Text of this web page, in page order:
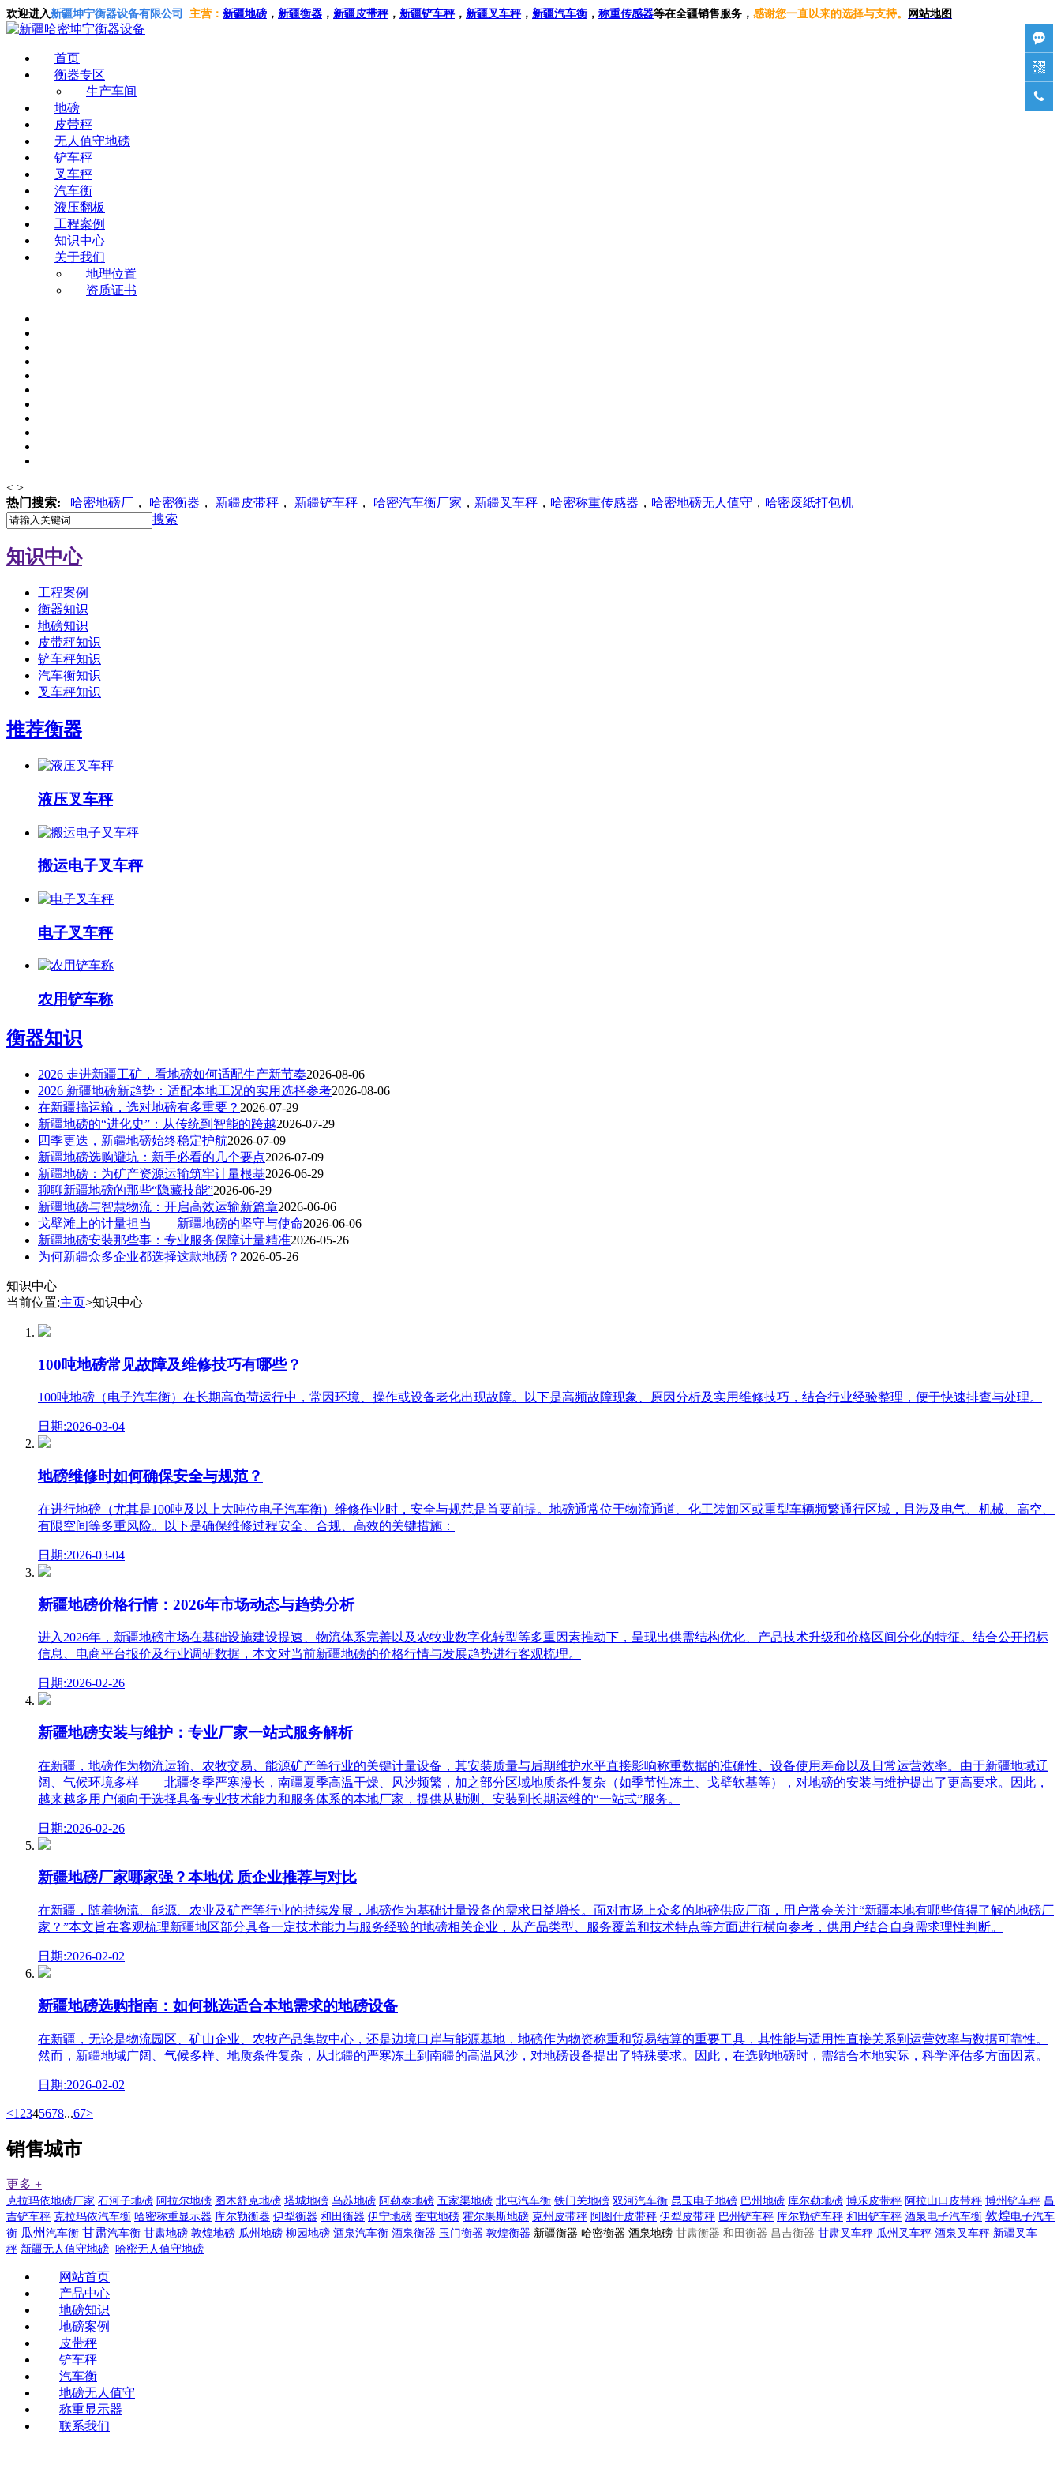
欢迎进入新疆坤宁衡器设备有限公司 主营： 新疆地磅 ， 新疆衡器 ， 新疆皮带秤， 新疆铲车秤， 新疆叉车秤， 新疆汽车衡 ， 称重传感器等在全疆销售服务， 感谢您一直以来的选择与支持。 网站地图
首页
衡器专区
生产车间
地磅
皮带秤
无人值守地磅
铲车秤
叉车秤
汽车衡
液压翻板
工程案例
知识中心
关于我们
地理位置
资质证书
< >
热门搜索:
哈密地磅厂 ， 哈密衡器 ， 新疆皮带秤 ， 新疆铲车秤 ， 哈密汽车衡厂家 ， 新疆叉车秤 ， 哈密称重传感器 ， 哈密地磅无人值守 ， 哈密废纸打包机
搜索
知识中心
工程案例
衡器知识
地磅知识
皮带秤知识
铲车秤知识
汽车衡知识
叉车秤知识
推荐衡器
液压叉车秤
搬运电子叉车秤
电子叉车秤
农用铲车称
衡器知识
2026 走进新疆工矿，看地磅如何适配生产新节奏2026-08-06
2026 新疆地磅新趋势：适配本地工况的实用选择参考2026-08-06
在新疆搞运输，选对地磅有多重要？ 2026-07-29
新疆地磅的“进化史”：从传统到智能的跨越2026-07-29
四季更迭，新疆地磅始终稳定护航2026-07-09
新疆地磅选购避坑：新手必看的几个要点2026-07-09
新疆地磅：为矿产资源运输筑牢计量根基2026-06-29
聊聊新疆地磅的那些“隐藏技能”2026-06-29
新疆地磅与智慧物流：开启高效运输新篇章2026-06-06
戈壁滩上的计量担当——新疆地磅的坚守与使命2026-06-06
新疆地磅安装那些事：专业服务保障计量精准2026-05-26
为何新疆众多企业都选择这款地磅？ 2026-05-26
知识中心
当前位置:主页>知识中心
100吨地磅常见故障及维修技巧有哪些？
100吨地磅（电子汽车衡）在长期高负荷运行中，常因环境、操作或设备老化出现故障。以下是高频故障现象、原因分析及实用维修技巧，结合行业经验整理，便于快速排查与处理。
日期:2026-03-04
地磅维修时如何确保安全与规范？
在进行地磅（尤其是100吨及以上大吨位电子汽车衡）维修作业时，安全与规范是首要前提。地磅通常位于物流通道、化工装卸区或重型车辆频繁通行区域，且涉及电气、机械、高空、
有限空间等多重风险。以下是确保维修过程安全、合规、高效的关键措施：
日期:2026-03-04
新疆地磅价格行情：2026年市场动态与趋势分析
进入2026年，新疆地磅市场在基础设施建设提速、物流体系完善以及农牧业数字化转型等多重因素推动下，呈现出供需结构优化、产品技术升级和价格区间分化的特征。结合公开招标
信息、电商平台报价及行业调研数据，本文对当前新疆地磅的价格行情与发展趋势进行客观梳理。
日期:2026-02-26
新疆地磅安装与维护：专业厂家一站式服务解析
在新疆，地磅作为物流运输、农牧交易、能源矿产等行业的关键计量设备，其安装质量与后期维护水平直接影响称重数据的准确性、设备使用寿命以及日常运营效率。由于新疆地域辽
阔、气候环境多样——北疆冬季严寒漫长，南疆夏季高温干燥、风沙频繁，加之部分区域地质条件复杂（如季节性冻土、戈壁软基等），对地磅的安装与维护提出了更高要求。因此，
越来越多用户倾向于选择具备专业技术能力和服务体系的本地厂家，提供从勘测、安装到长期运维的“一站式”服务。
日期:2026-02-26
新疆地磅厂家哪家强？本地优 质企业推荐与对比
在新疆，随着物流、能源、农业及矿产等行业的持续发展，地磅作为基础计量设备的需求日益增长。面对市场上众多的地磅供应厂商，用户常会关注“新疆本地有哪些值得了解的地磅厂
家？”本文旨在客观梳理新疆地区部分具备一定技术能力与服务经验的地磅相关企业，从产品类型、服务覆盖和技术特点等方面进行横向参考，供用户结合自身需求理性判断。
日期:2026-02-02
新疆地磅选购指南：如何挑选适合本地需求的地磅设备
在新疆，无论是物流园区、矿山企业、农牧产品集散中心，还是边境口岸与能源基地，地磅作为物资称重和贸易结算的重要工具，其性能与适用性直接关系到运营效率与数据可靠性。
然而，新疆地域广阔、气候多样、地质条件复杂，从北疆的严寒冻土到南疆的高温风沙，对地磅设备提出了特殊要求。因此，在选购地磅时，需结合本地实际，科学评估多方面因素。
日期:2026-02-02
<1 2345678...67>
销售城市
更多 +
克拉玛依地磅厂家 石河子地磅 阿拉尔地磅 图木舒克地磅 塔城地磅 乌苏地磅 阿勒泰地磅 五家渠地磅 北屯汽车衡 铁门关地磅 双河汽车衡 昆玉电子地磅 巴州地磅 库尔勒地磅 博乐皮带秤 阿拉山口皮带秤 博州铲车秤 昌
吉铲车秤 克拉玛依汽车衡 哈密称重显示器 库尔勒衡器 伊犁衡器 和田衡器 伊宁地磅 奎屯地磅 霍尔果斯地磅 克州皮带秤 阿图什皮带秤 伊犁皮带秤 巴州铲车秤 库尔勒铲车秤 和田铲车秤 酒泉电子汽车衡 敦煌电子汽车
衡 瓜州 汽车衡 甘肃汽车衡 甘肃地磅 敦煌地磅 瓜州地磅 柳园地磅 酒泉汽车衡 酒泉衡器 玉门衡器 敦煌衡器 新疆衡器 哈密衡器 酒泉地磅 甘肃衡器 和田衡器 昌吉衡器 甘肃叉车秤 瓜州叉车秤 酒泉叉车秤 新疆叉车
秤 新疆无人值守地磅 哈密无人值守地磅
网站首页
产品中心
地磅知识
地磅案例
皮带秤
铲车秤
汽车衡
地磅无人值守
称重显示器
联系我们


